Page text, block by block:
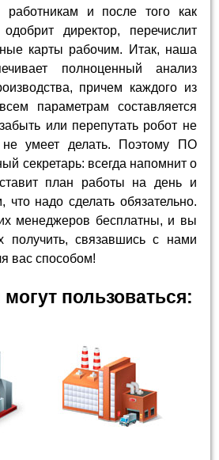
работникам и после того как
директор, перечислит
карты рабочим. Итак, наша
полноценный анализ
причем каждого из
параметрам составляется
или перепутать робот не
умеет делать. Поэтому ПО
секретарь: всегда напомнит о
план работы на день и
что надо сделать обязательно.
менеджеров бесплатны, и вы
получить, связавшись с нами
вас способом!
пользоваться: